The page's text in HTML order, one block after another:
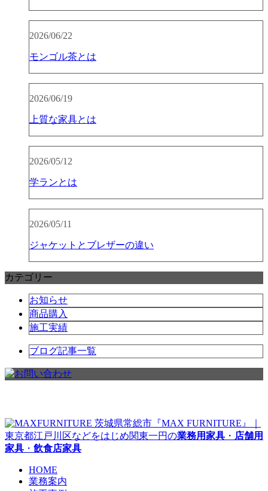
2026/06/22
モンゴル茶とは
2026/06/19
上質な家具とは
2026/05/12
学ランとは
2026/05/11
ジャケットとブレザーの違い
カテゴリー
お知らせ
商品購入
施工実績
ブログ記事一覧
茨城県常総市『MAX FURNITURE』｜
東京都江戸川区などをはじめ関東一円の業務用家具 ・ 店舗用
家具 ・ 飲食店家具
HOME
業務案内